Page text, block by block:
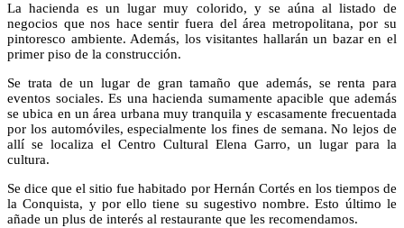
La hacienda es un lugar muy colorido, y se aúna al listado de
negocios que nos hace sentir fuera del área metropolitana, por su
pintoresco ambiente. Además, los visitantes hallarán un bazar en el
primer piso de la construcción.
Se trata de un lugar de gran tamaño que además, se renta para
eventos sociales. Es una hacienda sumamente apacible que además
se ubica en un área urbana muy tranquila y escasamente frecuentada
por los automóviles, especialmente los fines de semana. No lejos de
allí se localiza el Centro Cultural Elena Garro, un lugar para la
cultura.
Se dice que el sitio fue habitado por Hernán Cortés en los tiempos de
la Conquista, y por ello tiene su sugestivo nombre. Esto último le
añade un plus de interés al restaurante que les recomendamos.